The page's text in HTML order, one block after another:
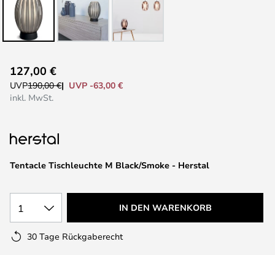
Anfang
der
Tentacle Tischleuchte M Black/Smoke - Herstal
127,00 €
UVP190,00 €
UVP -63,00 €
inkl. MwSt.
1 IN DEN WARENKORB
30 Tage Rückgaberecht